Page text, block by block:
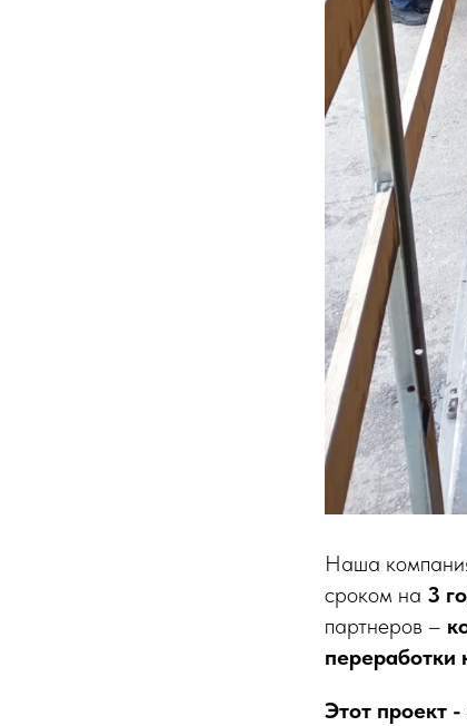
Наша
сроком на 3
партнеров –
переработки
Этот проект